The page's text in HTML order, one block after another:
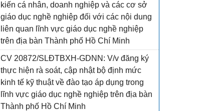
kiến cá nhân, doanh nghiệp và các cơ sở
giáo dục nghề nghiệp đối với các nội dung
liên quan lĩnh vực giáo dục nghề nghiệp
trên địa bàn Thành phố Hồ Chí Minh
CV 20872/SLĐTBXH-GDNN: V/v đăng ký
thực hiện rà soát, cập nhật bộ định mức
kinh tế kỹ thuật về đào tạo áp dụng trong
lĩnh vực giáo dục nghề nghiệp trên địa bàn
Thành phố Hồ Chí Minh